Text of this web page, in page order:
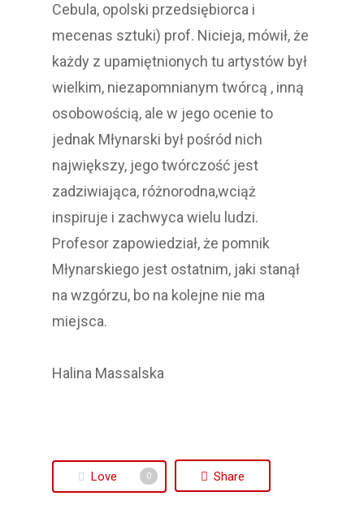
Cebula, opolski przedsiębiorca i
mecenas sztuki) prof. Nicieja, mówił, że
każdy z upamiętnionych tu artystów był
wielkim, niezapomnianym twórcą , inną
osobowością, ale w jego ocenie to
jednak Młynarski był pośród nich
największy, jego twórczość jest
zadziwiająca, różnorodna,wciąż
inspiruje i zachwyca wielu ludzi.
Profesor zapowiedział, że pomnik
Młynarskiego jest ostatnim, jaki stanął
na wzgórzu, bo na kolejne nie ma
miejsca.
Halina Massalska
Love 0 Share